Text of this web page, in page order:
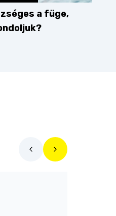
a füge,